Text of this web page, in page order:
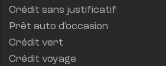
Crédit sans justificatif
Prêt auto d'occasion
Crédit vert
Crédit voyage